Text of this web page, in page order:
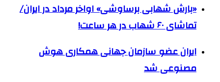
«بارش شهابی برساوشی» اواخر مرداد در ایران/
تماشای ۶۰ شهاب در هر ساعت!
ایران عضو سازمان جهانی همکاری هوش
مصنوعی شد